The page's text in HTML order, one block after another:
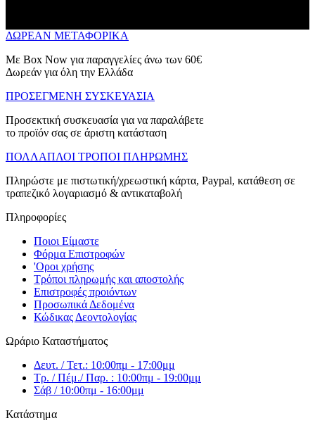
ΔΩΡΕΑΝ ΜΕΤΑΦΟΡΙΚΑ
Με Box Now για παραγγελίες άνω των 60€
Δωρεάν για όλη την Ελλάδα
ΠΡΟΣΕΓΜΕΝΗ ΣΥΣΚΕΥΑΣΙΑ
Προσεκτική συσκευασία για να παραλάβετε
το προϊόν σας σε άριστη κατάσταση
ΠΟΛΛΑΠΛΟΙ ΤΡΟΠΟΙ ΠΛΗΡΩΜΗΣ
Πληρώστε με πιστωτική/χρεωστική κάρτα, Paypal, κατάθεση σε
τραπεζικό λογαριασμό & αντικαταβολή
Πληροφορίες
Ποιοι Είμαστε
Φόρμα Επιστροφών
'Oροι χρήσης
Τρόποι πληρωμής και αποστολής
Επιστροφές προιόντων
Προσωπικά Δεδομένα
Κώδικας Δεοντολογίας
Ωράριο Καταστήματος
Δευτ. / Τετ.: 10:00πμ - 17:00μμ
Τρ. / Πέμ./ Παρ. : 10:00πμ - 19:00μμ
Σάβ / 10:00πμ - 16:00μμ
Κατάστημα